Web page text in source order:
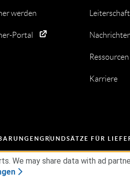
werden
Portal
Leiterschaft
Ressourcen
Karriere
GRUNDSÄTZE FÜR
We may share data with ad